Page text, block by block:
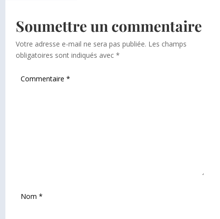
Soumettre un commentaire
Votre adresse e-mail ne sera pas publiée. Les champs
obligatoires sont indiqués avec*